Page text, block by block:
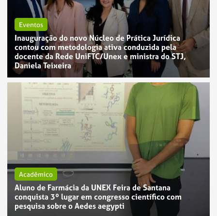
Eventos
Inauguração do novo Núcleo de Prática Jurídica
contou com metodologia ativa conduzida pela
docente da Rede UniFTC/Unex e ministra do STJ,
Daniela Teixeira
Acadêmico
Aluno de Farmácia da UNEX Feira de Santana
conquista 3º lugar em congresso científico com
pesquisa sobre o Aedes aegypti